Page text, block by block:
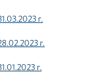
г.
г.
г.